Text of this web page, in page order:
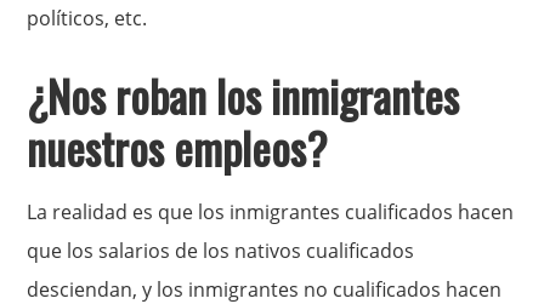
políticos, etc.
¿Nos roban los inmigrantes
nuestros empleos?
La realidad es que los inmigrantes cualificados hacen
que los salarios de los nativos cualificados
desciendan, y los inmigrantes no cualificados hacen